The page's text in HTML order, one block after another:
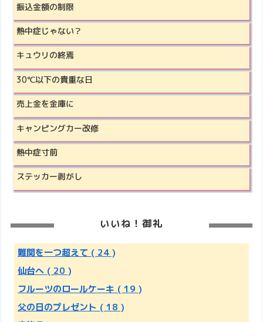
振込金額の制限
熱中症じゃない？
キュウリの終焉
30℃以下の貴重な日
売上金を金庫に
キャンピングカー改修
熱中症寸前
ステッカー剥がし
いいね！御礼
難関を一つ超えて ( 24 )
仙台へ ( 20 )
フルーツのロールケーキ ( 19 )
父の日のプレゼント ( 18 )